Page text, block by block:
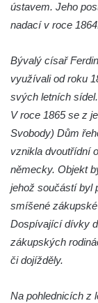
ústavem. Jeho
nadací v roce
Bývalý císař
využívali od roku
svých letních
V roce 1865 se z
Svobody) Dům
vznikla dvoutřídní
německy. Objekt
jehož součástí byl
smíšené
Dospívající dívky
zákupských
či dojížděly.
Na pohlednicích z